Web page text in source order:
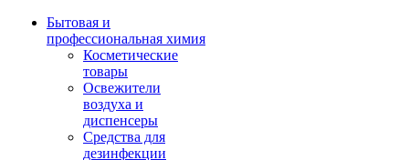
Бытовая и
профессиональная химия
Косметические
товары
Освежители
воздуха и
диспенсеры
Средства для
дезинфекции